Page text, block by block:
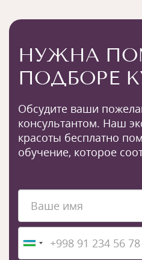
НУЖНА
ПОДБОРЕ
Обсудите ваши
консультантом. Наш
красоты бесплатно
обучение, которое